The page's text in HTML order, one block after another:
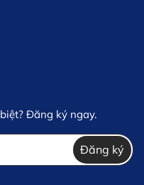
Đăng ký ngay.
Đăng ký